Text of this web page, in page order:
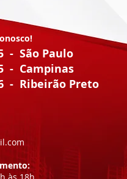
- São Paulo
- Campinas
- Ribeirão Preto
.com